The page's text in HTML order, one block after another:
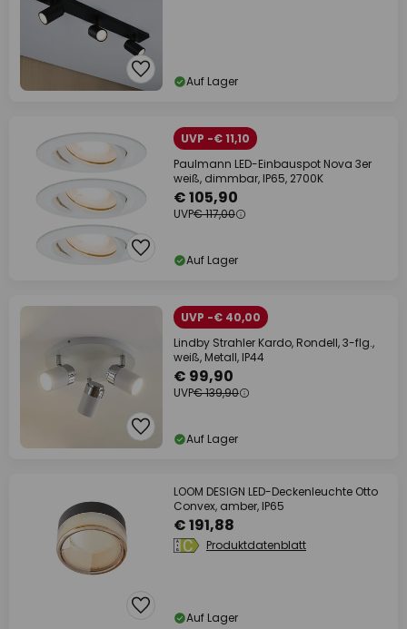
Auf Lager
UVP -€ 11,10
Paulmann LED-Einbauspot Nova 3er
weiß, dimmbar, IP65, 2700K
€ 105,90
UVP€ 117,00
Auf Lager
UVP -€ 40,00
Lindby Strahler Kardo, Rondell, 3-flg.,
weiß, Metall, IP44
€ 99,90
UVP€ 139,90
Auf Lager
LOOM DESIGN LED-Deckenleuchte Otto
Convex, amber, IP65
€ 191,88
Produktdatenblatt
Auf Lager